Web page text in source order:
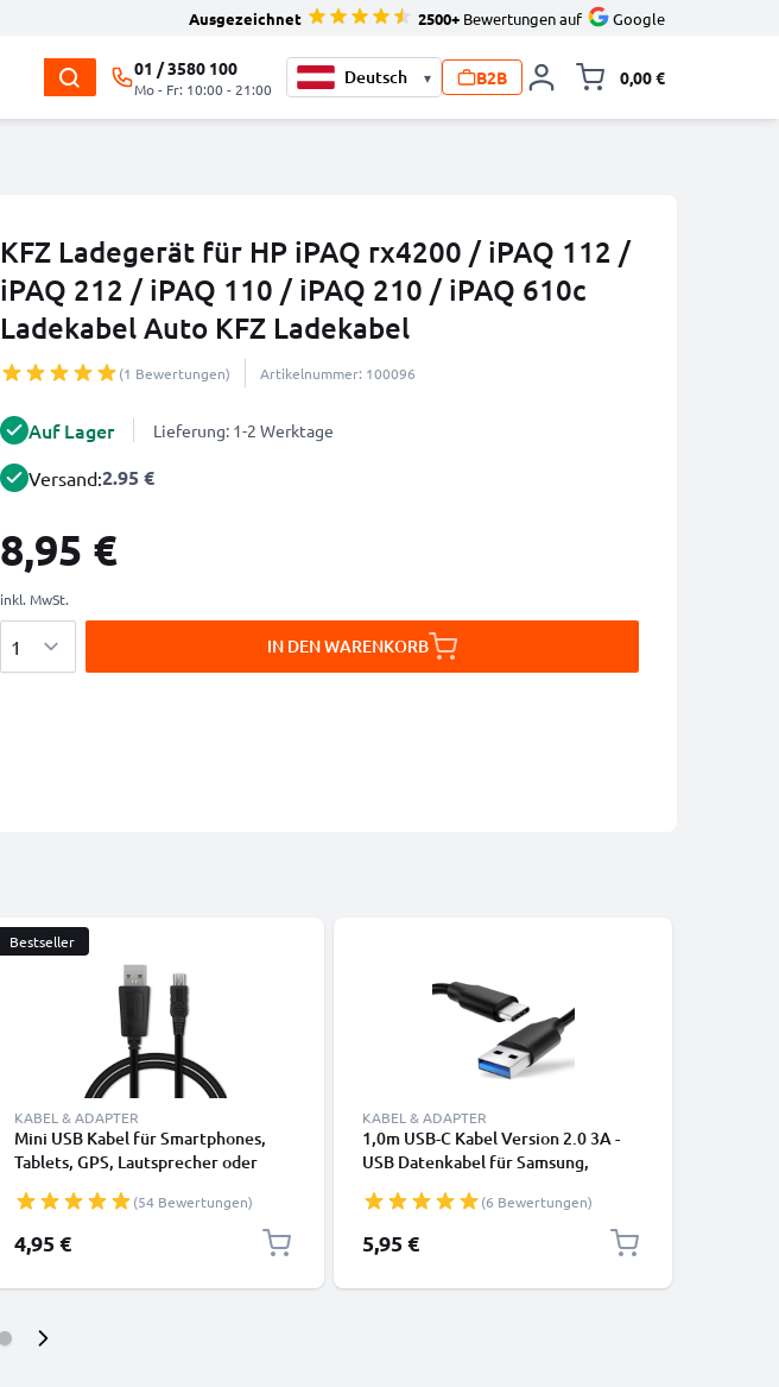
Ausgezeichnet 2500+ Bewertungen auf Google
01 / 3580 100
Mo - Fr: 10:00 - 21:00
▾ B2B 0,00 €
KFZ Ladegerät für HP iPAQ rx4200 / iPAQ 112 /
iPAQ 212 / iPAQ 110 / iPAQ 210 / iPAQ 610c
Ladekabel Auto KFZ Ladekabel
(1 Bewertungen) Artikelnummer: 100096
Auf Lager Lieferung: 1-2 Werktage
Versand:2.95 €
8,95 €
inkl. MwSt.
IN DEN WARENKORB
Bestseller
KABEL & ADAPTER
Mini USB Kabel für Smartphones,
Tablets, GPS, Lautsprecher oder
Datenkabel 1m 1A PVC schwarz
(54 Bewertungen)
4,95 €
KABEL & ADAPTER
1,0m USB-C Kabel Version 2.0 3A -
USB Datenkabel für Samsung,
Canon, Panasonic Lumix, Sony,
GoPro uvm PVC schwarz
(6 Bewertungen)
5,95 €